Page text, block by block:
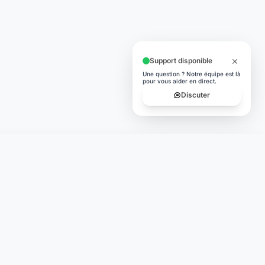
Support disponible
Une question ? Notre équipe est là
pour vous aider en direct.
Discuter